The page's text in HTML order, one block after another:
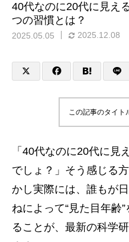
40代なのに20代に見え
つの習慣とは？
2025.05.05 2025.12.08
この記事のタイト
「40代なのに20代に見
でしょ？」そう感じる
かし実際には、誰もが
ねによって“見た目年齢
ることが、最新の科学